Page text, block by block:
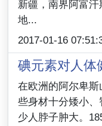
新疆，南界阿富
地...
2017-01-16
碘元素对人体
在欧洲的阿尔卑
些身材十分矮小
少人脖子肿大。